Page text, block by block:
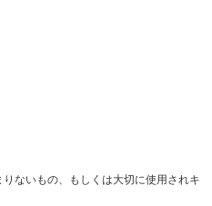
ないもの、もしくは大切に使用されキ